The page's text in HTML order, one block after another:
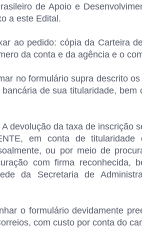
de Apoio e
a este Edital.
ao pedido: cópia da Carteira
da conta e da agência e o
no formulário supra descrito
de sua titularidade, bem
devolução da taxa de inscrição
em conta de
ou por meio de
com firma reconhecida,
da Secretaria de
o formulário devidamente
com custo por conta do